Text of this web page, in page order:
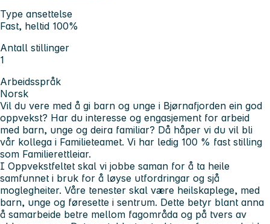
Type ansettelse
Fast, heltid 100%
Antall stillinger
1
Arbeidsspråk
Norsk
Vil du vere med å gi barn og unge i Bjørnafjorden ein god
oppvekst? Har du interesse og engasjement for arbeid
med barn, unge og deira familiar? Då håper vi du vil bli
vår kollega i Familieteamet. Vi har ledig 100 % fast stilling
som Familierettleiar.
I Oppvekstfeltet skal vi jobbe saman for å ta heile
samfunnet i bruk for å løyse utfordringar og sjå
moglegheiter. Våre tenester skal være heilskaplege, med
barn, unge og føresette i sentrum. Dette betyr blant anna
å samarbeide betre mellom fagområda og på tvers av